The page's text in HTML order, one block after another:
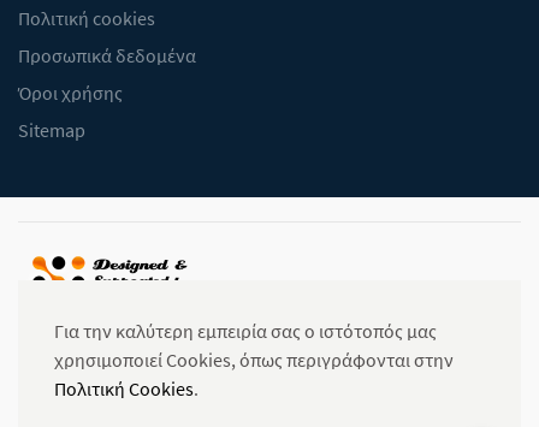
Πολιτική cookies
Προσωπικά δεδομένα
Όροι χρήσης
Sitemap
Για την καλύτερη εμπειρία σας ο ιστότοπός μας
χρησιμοποιεί Cookies, όπως περιγράφονται στην
Πολιτική Cookies.